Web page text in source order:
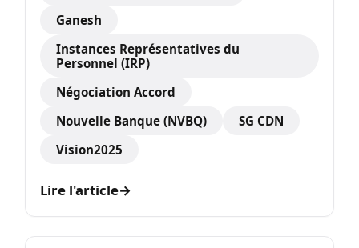
Ganesh
Instances Représentatives du
Personnel (IRP)
Négociation Accord
Nouvelle Banque (NVBQ)
SG CDN
Vision2025
Lire l'article→